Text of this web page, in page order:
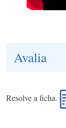
Avalia
Resolve a ficha.